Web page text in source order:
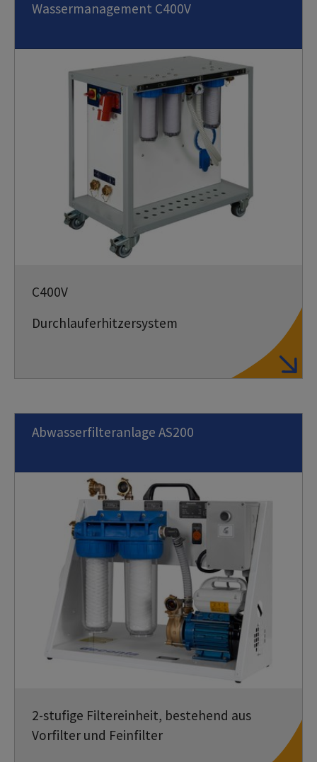
Wassermanagement C400V
C400V
Durchlauferhitzersystem
Abwasserfilteranlage AS200
2-stufige Filtereinheit, bestehend aus
Vorfilter und Feinfilter